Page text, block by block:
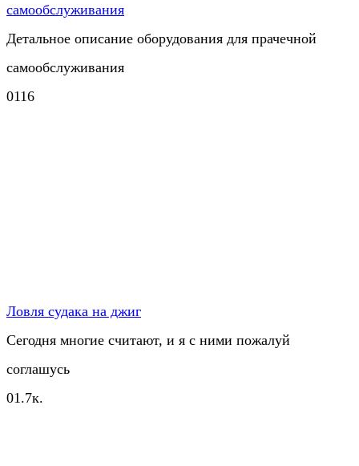
самообслуживания
Детальное описание оборудования для прачечной
самообслуживания
0116
Ловля судака на джиг
Сегодня многие считают, и я с ними пожалуй
соглашусь
01.7к.